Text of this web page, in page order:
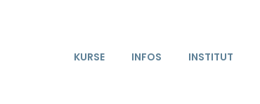
KURSE INFOS INSTITUT